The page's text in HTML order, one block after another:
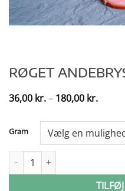
RØGET
36,00 kr.– 180,00 kr.
Gram
Røget andebryst antal